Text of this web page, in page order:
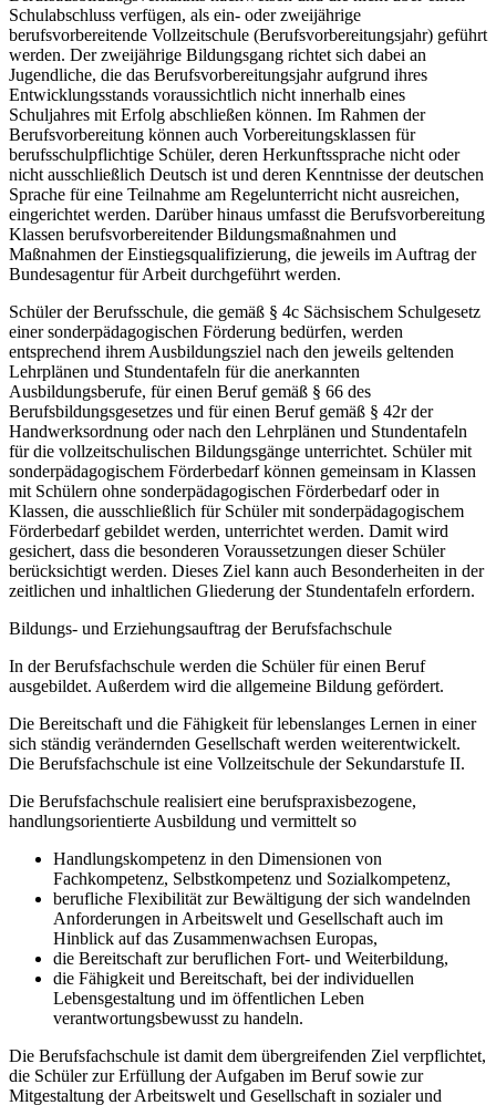
Schulabschluss verfügen, als ein- oder zweijährige
berufsvorbereitende Vollzeitschule (Berufsvorbereitungsjahr) geführt
werden. Der zweijährige Bildungsgang richtet sich dabei an
Jugendliche, die das Berufsvorbereitungsjahr aufgrund ihres
Entwicklungsstands voraussichtlich nicht innerhalb eines
Schuljahres mit Erfolg abschließen können. Im Rahmen der
Berufsvorbereitung können auch Vorbereitungsklassen für
berufsschulpflichtige Schüler, deren Herkunftssprache nicht oder
nicht ausschließlich Deutsch ist und deren Kenntnisse der deutschen
Sprache für eine Teilnahme am Regelunterricht nicht ausreichen,
eingerichtet werden. Darüber hinaus umfasst die Berufsvorbereitung
Klassen berufsvorbereitender Bildungsmaßnahmen und
Maßnahmen der Einstiegsqualifizierung, die jeweils im Auftrag der
Bundesagentur für Arbeit durchgeführt werden.
Schüler der Berufsschule, die gemäß § 4c Sächsischem Schulgesetz
einer sonderpädagogischen Förderung bedürfen, werden
entsprechend ihrem Ausbildungsziel nach den jeweils geltenden
Lehrplänen und Stundentafeln für die anerkannten
Ausbildungsberufe, für einen Beruf gemäß § 66 des
Berufsbildungsgesetzes und für einen Beruf gemäß § 42r der
Handwerksordnung oder nach den Lehrplänen und Stundentafeln
für die vollzeitschulischen Bildungsgänge unterrichtet. Schüler mit
sonderpädagogischem Förderbedarf können gemeinsam in Klassen
mit Schülern ohne sonderpädagogischen Förderbedarf oder in
Klassen, die ausschließlich für Schüler mit sonderpädagogischem
Förderbedarf gebildet werden, unterrichtet werden. Damit wird
gesichert, dass die besonderen Voraussetzungen dieser Schüler
berücksichtigt werden. Dieses Ziel kann auch Besonderheiten in der
zeitlichen und inhaltlichen Gliederung der Stundentafeln erfordern.
Bildungs- und Erziehungsauftrag der Berufsfachschule
In der Berufsfachschule werden die Schüler für einen Beruf
ausgebildet. Außerdem wird die allgemeine Bildung gefördert.
Die Bereitschaft und die Fähigkeit für lebenslanges Lernen in einer
sich ständig verändernden Gesellschaft werden weiterentwickelt.
Die Berufsfachschule ist eine Vollzeitschule der Sekundarstufe II.
Die Berufsfachschule realisiert eine berufspraxisbezogene,
handlungsorientierte Ausbildung und vermittelt so
Handlungskompetenz in den Dimensionen von
Fachkompetenz, Selbstkompetenz und Sozialkompetenz,
berufliche Flexibilität zur Bewältigung der sich wandelnden
Anforderungen in Arbeitswelt und Gesellschaft auch im
Hinblick auf das Zusammenwachsen Europas,
die Bereitschaft zur beruflichen Fort- und Weiterbildung,
die Fähigkeit und Bereitschaft, bei der individuellen
Lebensgestaltung und im öffentlichen Leben
verantwortungsbewusst zu handeln.
Die Berufsfachschule ist damit dem übergreifenden Ziel verpflichtet,
die Schüler zur Erfüllung der Aufgaben im Beruf sowie zur
Mitgestaltung der Arbeitswelt und Gesellschaft in sozialer und